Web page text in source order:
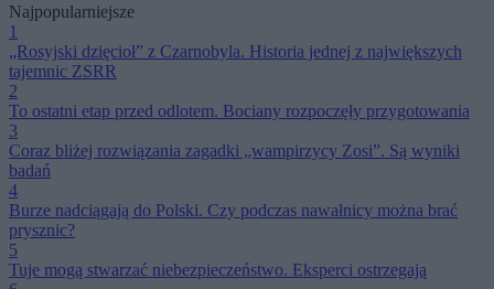
Najpopularniejsze
1
„Rosyjski dzięcioł” z Czarnobyla. Historia jednej z największych
tajemnic ZSRR
2
To ostatni etap przed odlotem. Bociany rozpoczęły przygotowania
3
Coraz bliżej rozwiązania zagadki „wampirzycy Zosi”. Są wyniki
badań
4
Burze nadciągają do Polski. Czy podczas nawałnicy można brać
prysznic?
5
Tuje mogą stwarzać niebezpieczeństwo. Eksperci ostrzegają